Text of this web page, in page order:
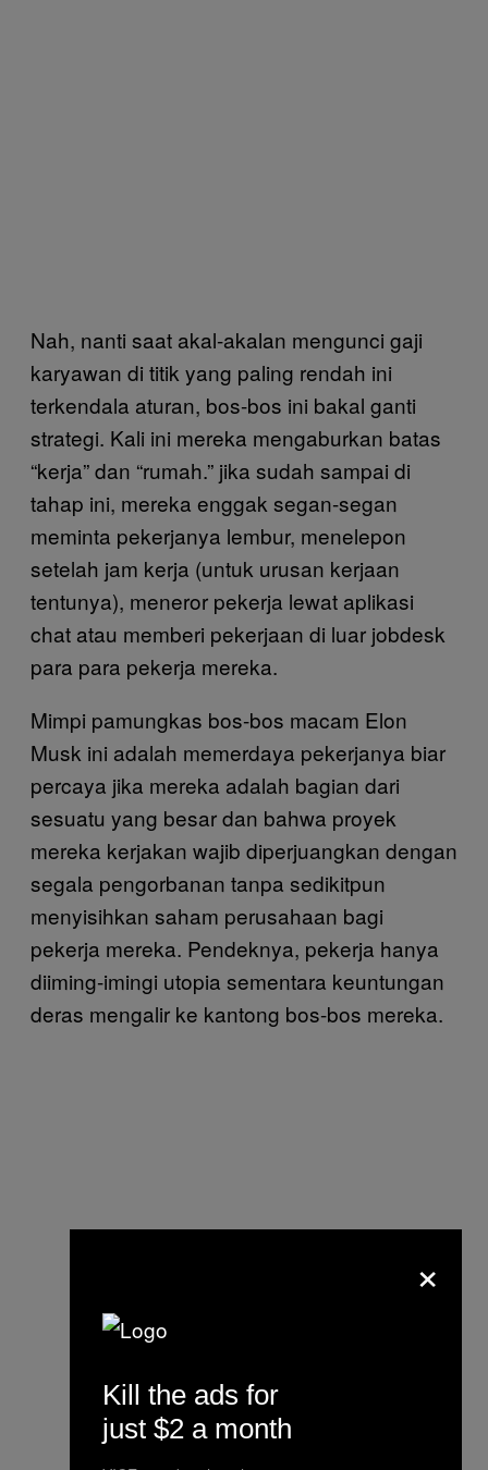
Nah, nanti saat akal-akalan mengunci gaji
karyawan di titik yang paling rendah ini
terkendala aturan, bos-bos ini bakal ganti
strategi. Kali ini mereka mengaburkan batas
“kerja” dan “rumah.” jika sudah sampai di
tahap ini, mereka enggak segan-segan
meminta pekerjanya lembur, menelepon
setelah jam kerja (untuk urusan kerjaan
tentunya), meneror pekerja lewat aplikasi
chat atau memberi pekerjaan di luar jobdesk
para para pekerja mereka.
Mimpi pamungkas bos-bos macam Elon
Musk ini adalah memerdaya pekerjanya biar
percaya jika mereka adalah bagian dari
sesuatu yang besar dan bahwa proyek
mereka kerjakan wajib diperjuangkan dengan
segala pengorbanan tanpa sedikitpun
menyisihkan saham perusahaan bagi
pekerja mereka. Pendeknya, pekerja hanya
diiming-imingi utopia sementara keuntungan
deras mengalir ke kantong bos-bos mereka.
×
Kill the ads for
just $2 a month